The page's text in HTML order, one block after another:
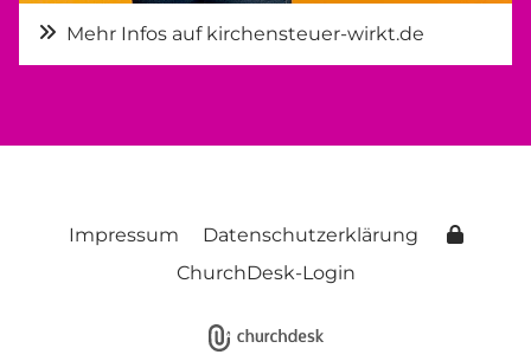
Mehr Infos auf kirchensteuer-wirkt.de
Impressum
Datenschutzerklärung
ChurchDesk-Login